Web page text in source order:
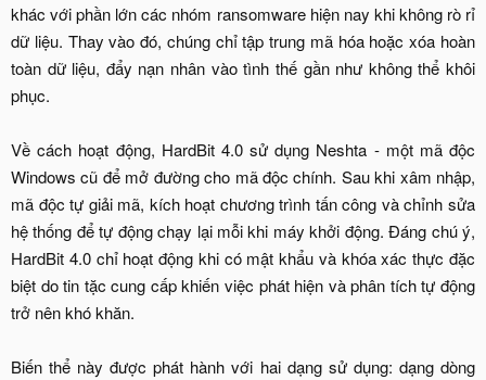
khác với phần lớn các nhóm ransomware hiện nay khi không rò rỉ
dữ liệu. Thay vào đó, chúng chỉ tập trung mã hóa hoặc xóa hoàn
toàn dữ liệu, đẩy nạn nhân vào tình thế gần như không thể khôi
phục.
Về cách hoạt động, HardBit 4.0 sử dụng Neshta - một mã độc
Windows cũ để mở đường cho mã độc chính. Sau khi xâm nhập,
mã độc tự giải mã, kích hoạt chương trình tấn công và chỉnh sửa
hệ thống để tự động chạy lại mỗi khi máy khởi động. Đáng chú ý,
HardBit 4.0 chỉ hoạt động khi có mật khẩu và khóa xác thực đặc
biệt do tin tặc cung cấp khiến việc phát hiện và phân tích tự động
trở nên khó khăn.
Biến thể này được phát hành với hai dạng sử dụng: dạng dòng